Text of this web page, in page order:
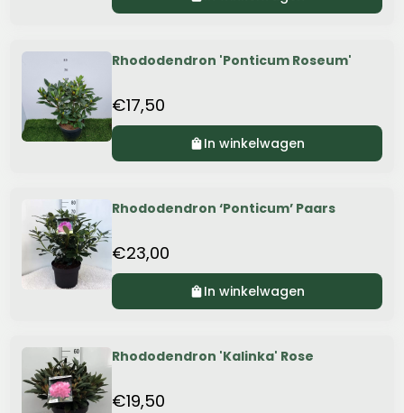
Rhododendron 'Ponticum Roseum'
€17,50
In winkelwagen
Rhododendron ‘Ponticum’ Paars
€23,00
In winkelwagen
Rhododendron 'Kalinka' Rose
€19,50